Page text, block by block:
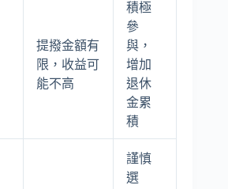
提撥金額有
限，收益可
能不高
積極
參
與，
增加
退休
金累
積
謹慎
選